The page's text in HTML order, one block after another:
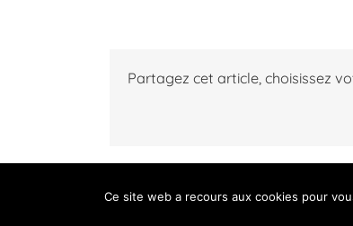
Partagez cet article, choisissez
Ce site web a recours aux cookies pour